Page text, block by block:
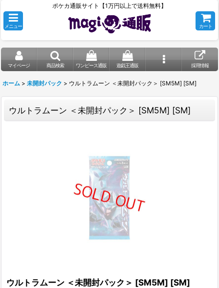
ポケカ通販サイト【1万円以上で送料無料】
メニュー カート
マイページ 商品検索 ワンピース通販 遊戯王通販 採用情報
ホーム > 未開封パック > ウルトラムーン ＜未開封パック＞ [SM5M] [SM]
ウルトラムーン ＜未開封パック＞ [SM5M] [SM]
ウルトラムーン ＜未開封パック＞ [SM5M] [SM]